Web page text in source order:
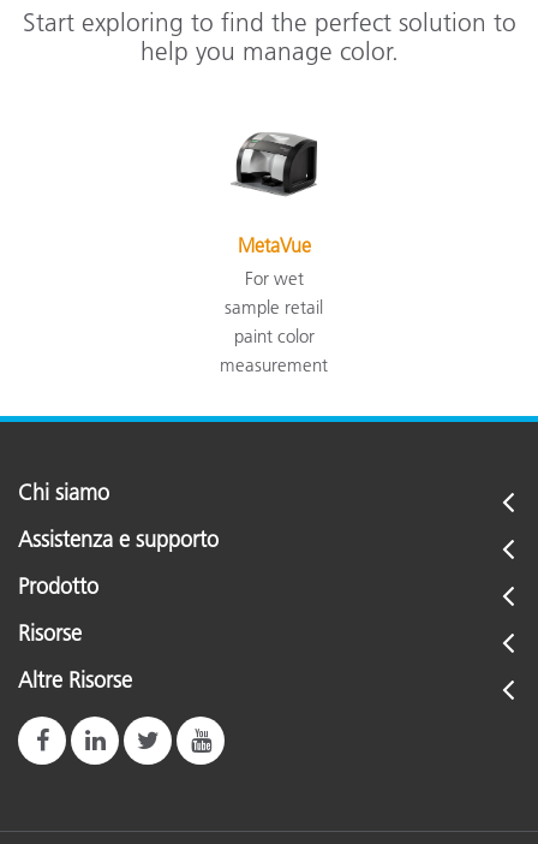
Start exploring to find the perfect solution to
help you manage color.
MetaVue
For wet
sample retail
paint color
measurement
Chi siamo
Assistenza e supporto
Prodotto
Risorse
Altre Risorse